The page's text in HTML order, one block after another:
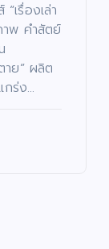
เรื่องเล่า
าพ คำสัตย์
าย” ผลิต
กร่ง…